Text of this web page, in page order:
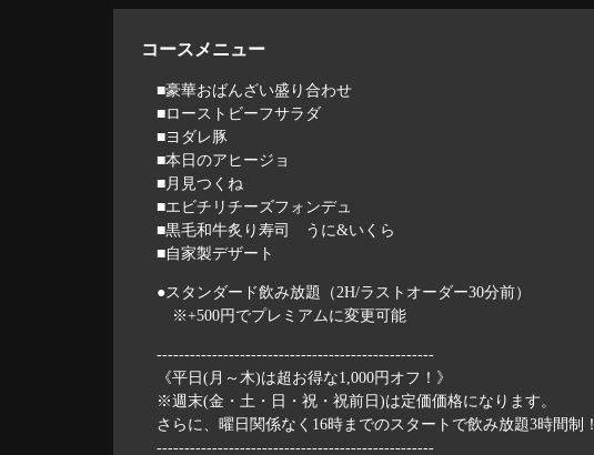
コースメニュー
■豪華おばんざい盛り合わせ
■ローストビーフサラダ
■ヨダレ豚
■本日のアヒージョ
■月見つくね
■エビチリチーズフォンデュ
■黒毛和牛炙り寿司 うに&いくら
■自家製デザート
●スタンダード飲み放題（2H/ラストオーダー30分前）
※+500円でプレミアムに変更可能
--------------------------------------------------
《平日(月～木)は超お得な1,000円オフ！》
※週末(金・土・日・祝・祝前日)は定価価格になります。
さらに、曜日関係なく16時までのスタートで飲み放題3時間制！
--------------------------------------------------